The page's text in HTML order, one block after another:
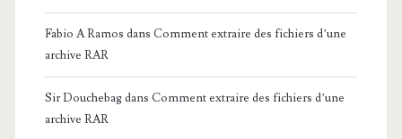
Fabio A Ramos dans Comment extraire des fichiers d’une
archive RAR
Sir Douchebagdans Comment extraire des fichiers d’une
archive RAR